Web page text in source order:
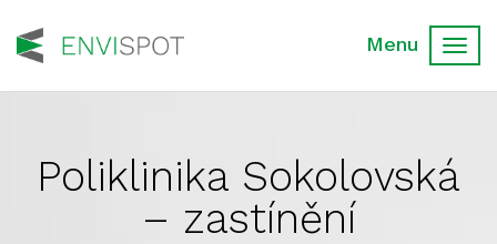
Poliklinika Sokolovská
– zastínění